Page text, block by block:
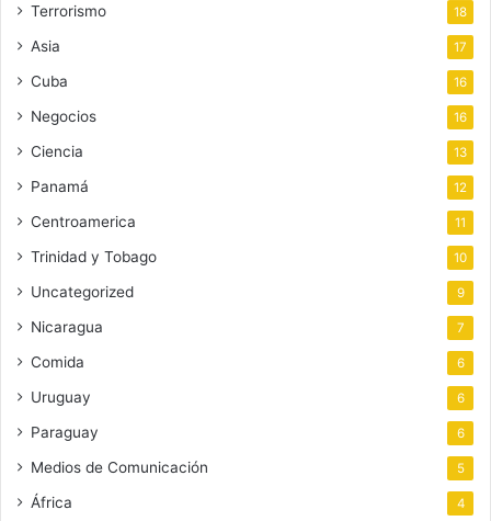
Terrorismo 18
Asia 17
Cuba 16
Negocios 16
Ciencia 13
Panamá 12
Centroamerica 11
Trinidad y Tobago 10
Uncategorized 9
Nicaragua 7
Comida 6
Uruguay 6
Paraguay 6
Medios de Comunicación 5
África 4